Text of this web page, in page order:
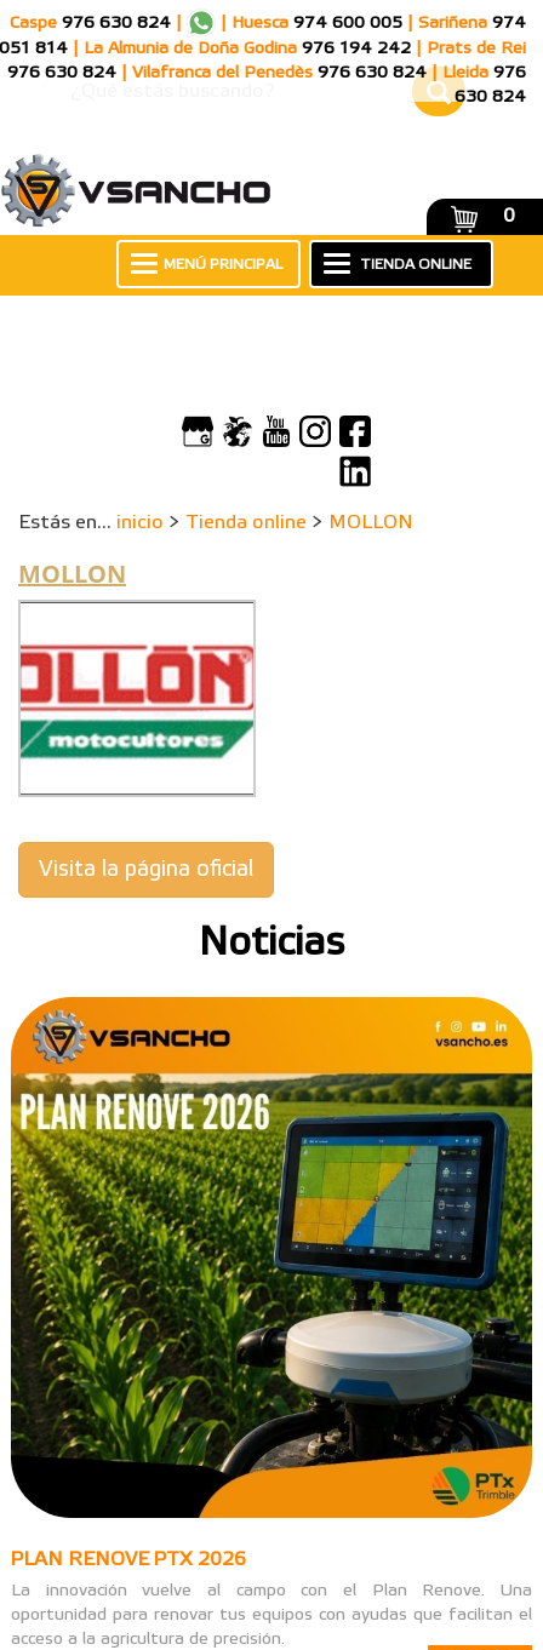
Caspe 976 630 824 Huesca 974 600 005 Sariñena 974
051 814
La Almunia de Doña Godina 976 194 242
Prats de Rei
976 630 824
Vilafranca del Penedès 976 630 824 Lleida 976
630 824
0
TIENDA ONLINE
MENÚ PRINCIPAL
Estás en... inicio > Tienda online > MOLLON
MOLLON
Visita la página oficial
Noticias
PLAN RENOVE PTX 2026
La innovación vuelve al campo con el Plan Renove. Una
oportunidad para renovar tus equipos con ayudas que facilitan el
acceso a la agricultura de precisión.